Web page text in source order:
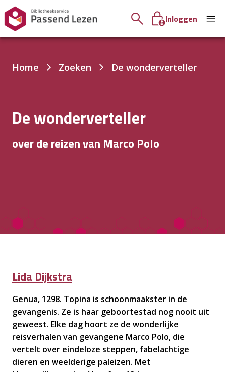
Inloggen
Je
Home Zoeken De wonderverteller
De wonderverteller
over de reizen van Marco Polo
Lida Dijkstra
Genua, 1298. Topina is schoonmaakster in de
gevangenis. Ze is haar geboortestad nog nooit uit
geweest. Elke dag hoort ze de wonderlijke
reisverhalen van gevangene Marco Polo, die
vertelt over eindeloze steppen, fabelachtige
dieren en weelderige paleizen. Met